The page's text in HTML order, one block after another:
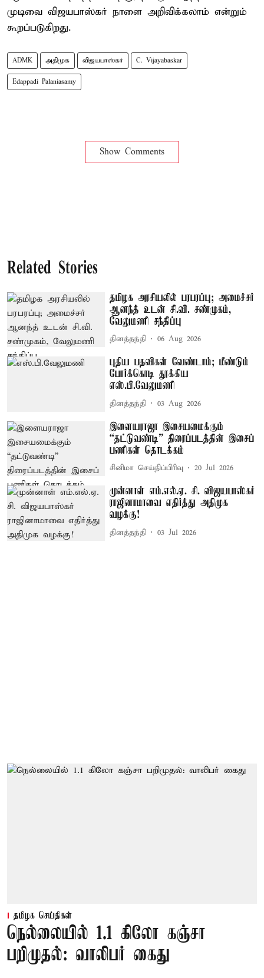
முடிவை விஜயபாஸ்கர் நாளை அறிவிக்கலாம் என்றும்
கூறப்படுகிறது.
ADMK அதிமுக விஜயபாஸ்கர் C. Vijayabaskar
Edappadi Palaniasamy
Show Comments
Related Stories
தமிழக அரசியலில் பரபரப்பு; அமைச்சர்
ஆனந்த் உடன் சி.வி. சண்முகம்,
வேலுமணி சந்திப்பு
தினத்தந்தி 06 Aug 2026
புதிய பதவிகள் வேண்டாம்; மீண்டும்
போர்க்கொடி தூக்கிய
எஸ்.பி.வேலுமணி
தினத்தந்தி 03 Aug 2026
இளையராஜா இசையமைக்கும்
“தட்டுவண்டி” திரைப்படத்தின் இசைப்
பணிகள் தொடக்கம்
சினிமா செய்திப்பிரிவு 20 Jul 2026
முன்னாள் எம்.எல்.ஏ. சி. விஜயபாஸ்கர்
ராஜினாமாவை எதிர்த்து அதிமுக
வழக்கு!
தினத்தந்தி 03 Jul 2026
தமிழக செய்திகள்
நெல்லையில் 1.1 கிலோ கஞ்சா
பறிமுதல்: வாலிபர் கைது